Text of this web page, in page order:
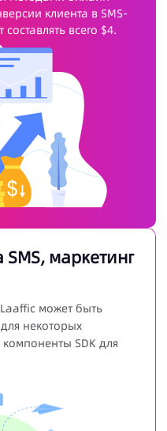
клиента в SMS-
всего $4.
маркетинг
может быть
некоторых
SDK для